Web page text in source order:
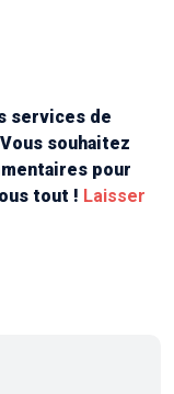
une belle
services de
souhaitez
pour
tout ! Laisser